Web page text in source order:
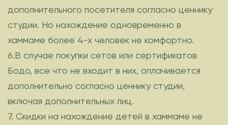
дополнительного посетителя согласно ценнику
студии. Но нахождение одновременно в
хаммаме более 4-х человек не комфортно.
6.В случае покупки сетов или сертификатов
Бодо, все что не входит в них, оплачивается
дополнительно согласно ценнику студии,
включая дополнительных лиц.
7. Скидки на нахождение детей в хаммаме не